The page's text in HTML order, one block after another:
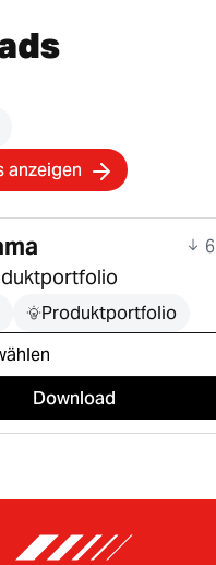
anzeigen
Produktportfolio
Download